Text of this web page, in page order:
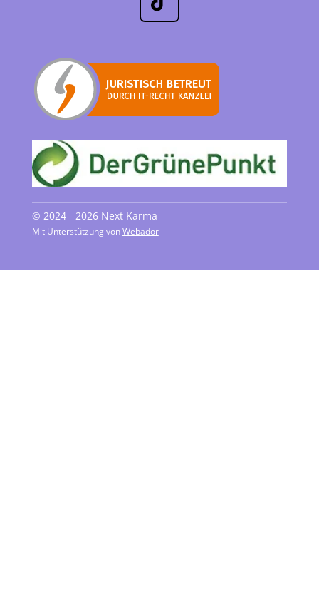
T
T
o
© 2024 - 2026 Next Karma
Mit Unterstützung von Webador